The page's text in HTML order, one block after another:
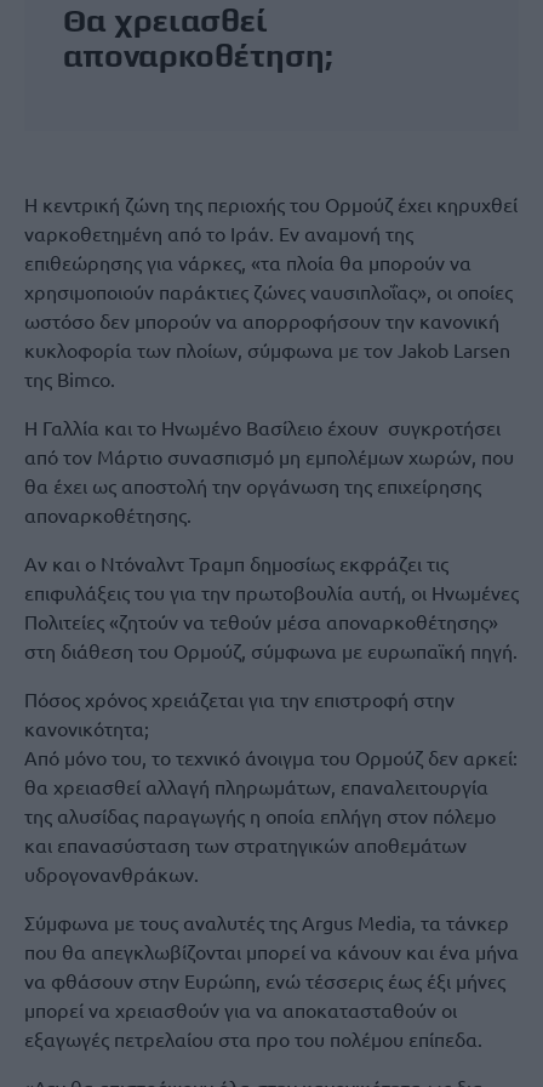
Θα χρειασθεί
αποναρκοθέτηση;
Η κεντρική ζώνη της περιοχής του Ορμούζ έχει κηρυχθεί
ναρκοθετημένη από το Ιράν. Εν αναμονή της
επιθεώρησης για νάρκες, «τα πλοία θα μπορούν να
χρησιμοποιούν παράκτιες ζώνες ναυσιπλοΐας», οι οποίες
ωστόσο δεν μπορούν να απορροφήσουν την κανονική
κυκλοφορία των πλοίων, σύμφωνα με τον Jakob Larsen
της Bimco.
Η Γαλλία και το Ηνωμένο Βασίλειο έχουν συγκροτήσει
από τον Μάρτιο συνασπισμό μη εμπολέμων χωρών, που
θα έχει ως αποστολή την οργάνωση της επιχείρησης
αποναρκοθέτησης.
Αν και ο Ντόναλντ Τραμπ δημοσίως εκφράζει τις
επιφυλάξεις του για την πρωτοβουλία αυτή, οι Ηνωμένες
Πολιτείες «ζητούν να τεθούν μέσα αποναρκοθέτησης»
στη διάθεση του Ορμούζ, σύμφωνα με ευρωπαϊκή πηγή.
Πόσος χρόνος χρειάζεται για την επιστροφή στην
κανονικότητα;
Από μόνο του, το τεχνικό άνοιγμα του Ορμούζ δεν αρκεί:
θα χρειασθεί αλλαγή πληρωμάτων, επαναλειτουργία
της αλυσίδας παραγωγής η οποία επλήγη στον πόλεμο
και επανασύσταση των στρατηγικών αποθεμάτων
υδρογονανθράκων.
Σύμφωνα με τους αναλυτές της Argus Media, τα τάνκερ
που θα απεγκλωβίζονται μπορεί να κάνουν και ένα μήνα
να φθάσουν στην Ευρώπη, ενώ τέσσερις έως έξι μήνες
μπορεί να χρειασθούν για να αποκατασταθούν οι
εξαγωγές πετρελαίου στα προ του πολέμου επίπεδα.